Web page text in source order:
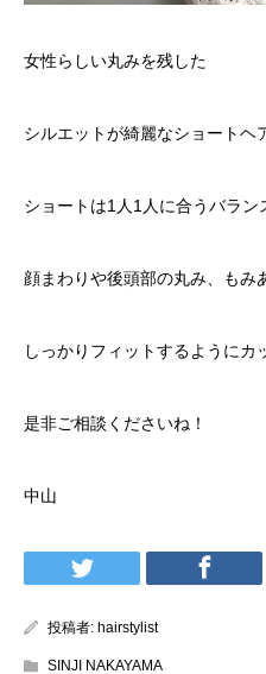
女性らしい丸みを残した
シルエットが綺麗なショートヘ
ショートは1人1人に合うバラン
顔まわりや後頭部の丸み、もみ
しっかりフィットするように
是非ご相談くださいね！
中山
投稿者: hairstylist
SINJI NAKAYAMA